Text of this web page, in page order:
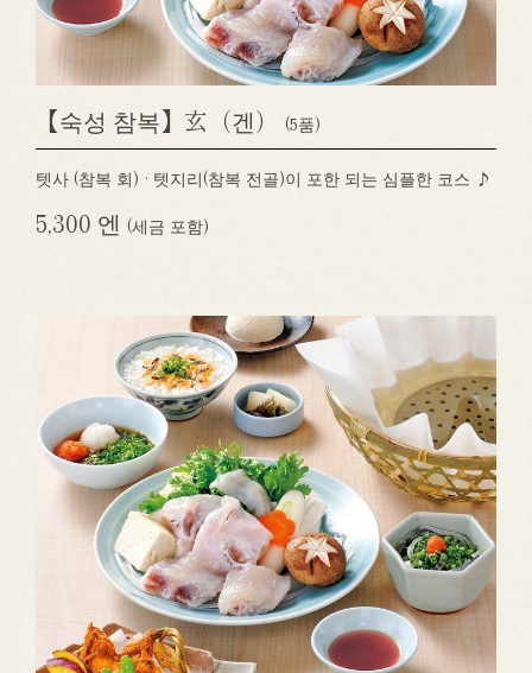
【숙성 참복】玄（겐） (5품)
텟사 (참복 회) · 텟지리(참복 전골)이 포한 되는 심플한 코스 ♪
5,300 엔 (세금 포함)